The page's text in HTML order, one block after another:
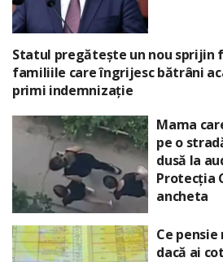
Statul pregătește un nou sprijin
familiile care îngrijesc bătrâni
primi indemnizație
Mama
pe o
dusă la
Protecția
ancheta
Ce
dacă ai